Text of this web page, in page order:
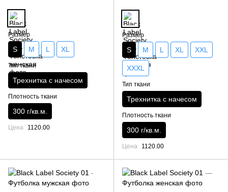
Размер
S M L XL
Тип ткани
Трехнитка с начесом
Плотность ткани
300 г/кв.м.
Цена 1120.00
Размер
S M L XL XXL
XXXL
Тип ткани
Трехнитка с начесом
Плотность ткани
300 г/кв.м.
Цена 1120.00